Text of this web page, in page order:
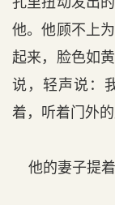
他。他顾不上
起来，脸色如
说，轻声说：
着，听着门外
他的妻子提着